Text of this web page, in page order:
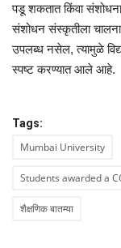
पडू शकतात किंवा
संशोधन संस्कृतीला चालना
उपलब्ध नसेल, त्यामुळे
स्पष्ट करण्यात आले आहे.
Tags:
Mumbai University
Students awarded a
शैक्षणिक बातम्या